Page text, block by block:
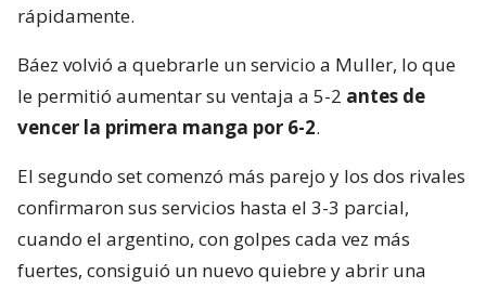
rápidamente.
Báez volvió a quebrarle un servicio a Muller, lo que
le permitió aumentar su ventaja a 5-2 antes de
vencer la primera manga por 6-2.
El segundo set comenzó más parejo y los dos rivales
confirmaron sus servicios hasta el 3-3 parcial,
cuando el argentino, con golpes cada vez más
fuertes, consiguió un nuevo quiebre y abrir una